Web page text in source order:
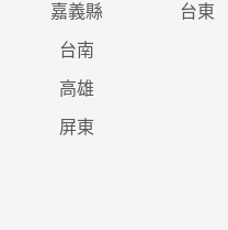
嘉義縣 台東
台南
高雄
屏東